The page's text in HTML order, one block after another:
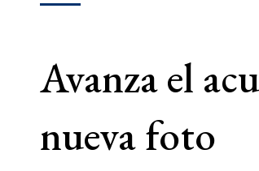
Avanza el
nueva foto